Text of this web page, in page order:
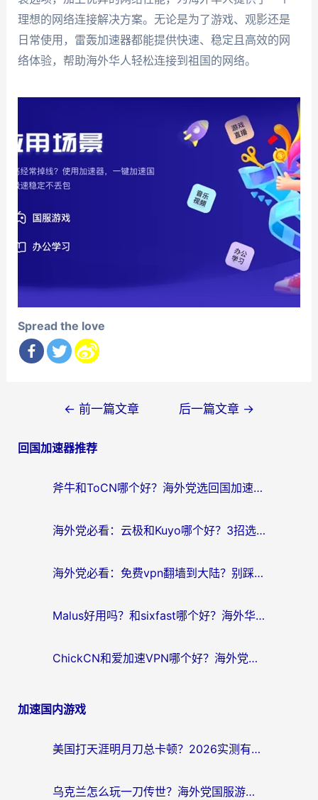
理想的网络连接解决方案。无论是为了游戏、观影还是
日常使用，雷轰加速器都能提供快速、稳定且高效的网
络体验，帮助海外华人轻松连接到祖国的网络。
Spread the love
导
← 前一篇文章 后一篇文章 →
回国加速器推荐
斧牛和ToCN哪个好？海外党选回国加速器的避坑指南（附免费工具推荐）
海外党必看：云极和Kuyo哪个好？3招选对回国加速器，无缝刷国内资源
海外党必看：免费vpn翻墙到大陆？别踩坑！教你选对回国加速器无缝追剧玩游戏
Malus好用吗？和sixfast哪个好？海外华人亲测3款热门回国加速器，附排名指南
ChickCN和爱加速VPN哪个好？海外党亲测3款回国加速器，这一款才是无缝访问国内资源的最优解
加速国内游戏
美国打天涯明月刀总卡顿？2026实测有效的加速器推荐（附跨平台使用技巧）
乌克兰怎么玩一刀传世？海外党国服游戏加速终极指南（附天下-异兽山海街头篮球实测）